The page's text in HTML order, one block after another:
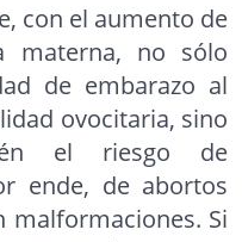
con el aumento de
materna, no sólo
de embarazo al
ovocitaria, sino
el riesgo de
ende, de abortos
malformaciones. Si